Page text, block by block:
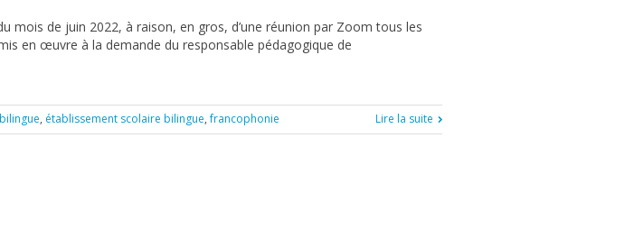
mois de juin 2022, à raison, en gros, d’une réunion par Zoom tous les
en œuvre à la demande du responsable pédagogique de
, établissement scolaire bilingue,francophonie Lire la suite